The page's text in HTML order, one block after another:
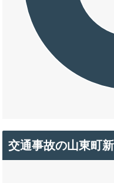
交通事故の山東町